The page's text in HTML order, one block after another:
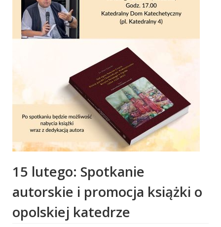
15 lutego: Spotkanie
autorskie i promocja książki o
opolskiej katedrze